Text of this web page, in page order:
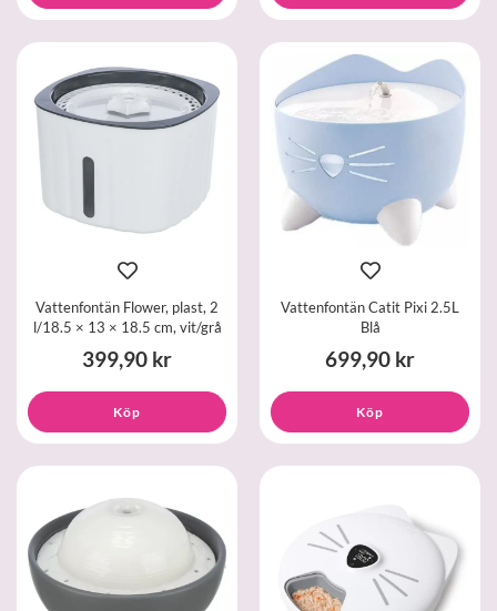
Vattenfontän Flower, plast, 2
l/18.5 × 13 × 18.5 cm, vit/grå
399,90 kr
Köp
Vattenfontän Catit Pixi 2.5L
Blå
699,90 kr
Köp